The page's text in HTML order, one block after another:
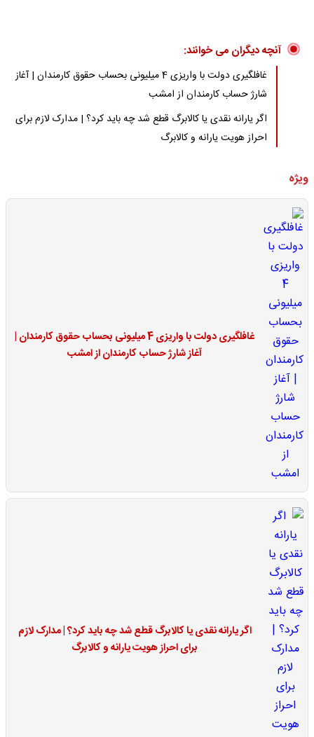
آنچه دیگران می خوانند:
غافلگیری دولت با واریزی 4 میلیونی بحساب حقوق کارمندان | آغاز
شارژ حساب کارمندان از امشب
اگر یارانه نقدی یا کالابرگ قطع شد چه باید کرد؟ | مدارک لازم برای
احراز هویت یارانه و کالابرگ
ویژه
غافلگیری دولت با واریزی 4 میلیونی بحساب حقوق کارمندان |
آغاز شارژ حساب کارمندان از امشب
اگر یارانه نقدی یا کالابرگ قطع شد چه باید کرد؟ | مدارک لازم
برای احراز هویت یارانه و کالابرگ